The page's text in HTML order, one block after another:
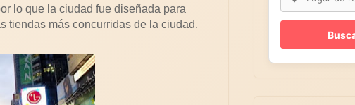
lo que la ciudad fue diseñada para
tiendas más concurridas de la ciudad.